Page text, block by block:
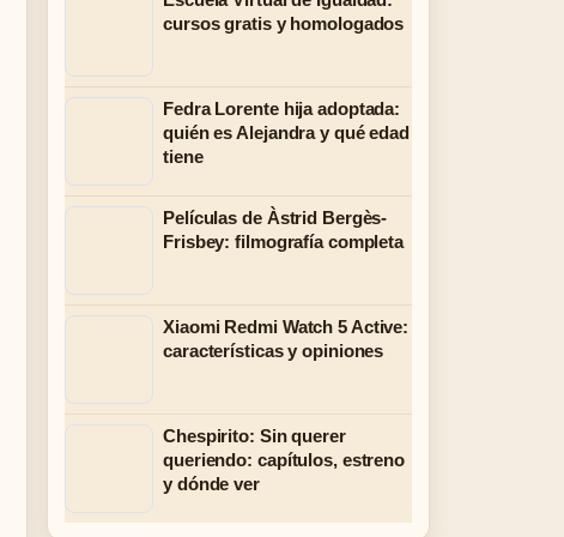
cursos gratis y homologados
Fedra Lorente hija adoptada:
quién es Alejandra y qué edad
tiene
Películas de Àstrid Bergès-
Frisbey: filmografía completa
Xiaomi Redmi Watch 5 Active:
características y opiniones
Chespirito: Sin querer
queriendo: capítulos, estreno
y dónde ver